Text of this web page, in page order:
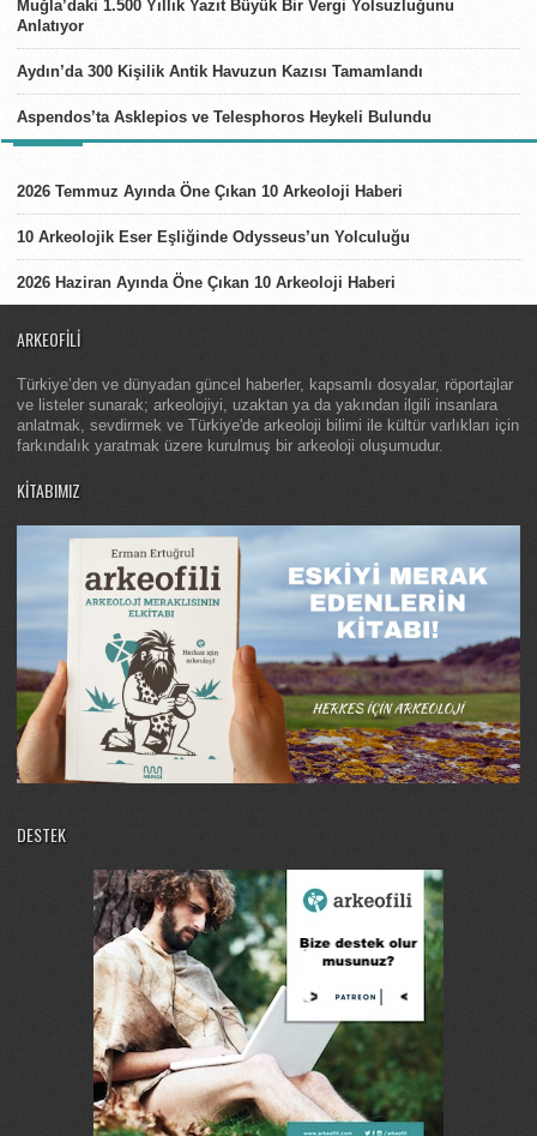
Muğla’daki 1.500 Yıllık Yazıt Büyük Bir Vergi Yolsuzluğunu
Anlatıyor
Aydın’da 300 Kişilik Antik Havuzun Kazısı Tamamlandı
Aspendos’ta Asklepios ve Telesphoros Heykeli Bulundu
2026 Temmuz Ayında Öne Çıkan 10 Arkeoloji Haberi
10 Arkeolojik Eser Eşliğinde Odysseus’un Yolculuğu
2026 Haziran Ayında Öne Çıkan 10 Arkeoloji Haberi
ARKEOFILI
Türkiye’den ve dünyadan güncel haberler, kapsamlı dosyalar, röportajlar
ve listeler sunarak; arkeolojiyi, uzaktan ya da yakından ilgili insanlara
anlatmak, sevdirmek ve Türkiye'de arkeoloji bilimi ile kültür varlıkları için
farkındalık yaratmak üzere kurulmuş bir arkeoloji oluşumudur.
KITABIMIZ
DESTEK